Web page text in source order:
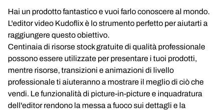
Hai un prodotto fantastico e vuoi farlo conoscere al mondo.
L'editor video Kudoflix è lo strumento perfetto per aiutarti a
raggiungere questo obiettivo.
Centinaia di risorse stock gratuite di qualità professionale
possono essere utilizzate per presentare i tuoi prodotti,
mentre risorse, transizioni e animazioni di livello
professionale ti aiuteranno a mostrare il meglio di ciò che
vendi. Le funzionalità di picture-in-picture e inquadratura
dell'editor rendono la messa a fuoco sui dettagli e la